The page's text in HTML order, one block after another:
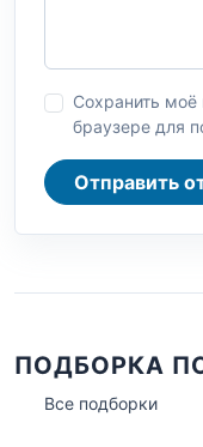
Сохранить моё
браузере для
ПОДБОРКА
Все подборки